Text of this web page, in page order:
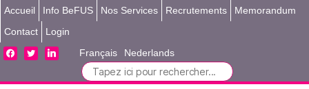
Accueil Info BeFUS Nos Services Recrutements
Memorandum
Contact
Login
facebooktwitterlinkedin Français Nederlands
Search
for: